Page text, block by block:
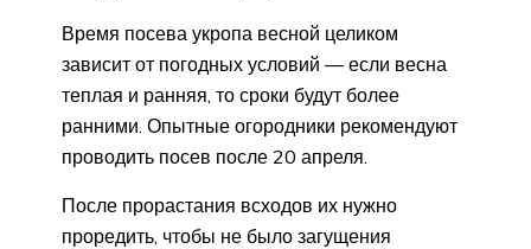
Время посева укропа весной целиком
зависит от погодных условий — если весна
теплая и ранняя, то сроки будут более
ранними. Опытные огородники рекомендуют
проводить посев после 20 апреля.
После прорастания всходов их нужно
проредить, чтобы не было загущения